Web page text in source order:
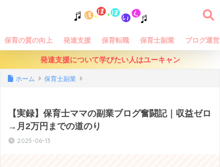
保育の質の向上 発達支援 保育転職 保育士副業 ブログ運
発達支援について学びたい人はユーキャン
ホーム 保育士副業
【実録】保育士ママの副業ブログ奮闘記｜収益ゼロ
→月2万円までの道のり
2025-06-13